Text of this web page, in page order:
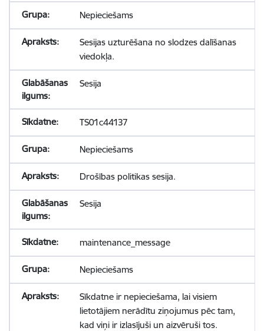
Nepieciešams
Sesijas uzturēšana no slodzes dalīšanas
viedokļa.
Sesija
TS01c44137
Nepieciešams
Drošības politikas sesija.
Sesija
maintenance_message
Nepieciešams
Sīkdatne ir nepieciešama, lai visiem
lietotājiem nerādītu ziņojumus pēc tam,
kad viņi ir izlasījuši un aizvēruši tos.